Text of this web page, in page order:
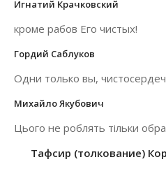
Игнатий Крачковский
кроме рабов Его чистых!
Гордий Саблуков
Одни только вы,
Михайло Якубович
Цього не роблять тільки
Тафсир (толкование)